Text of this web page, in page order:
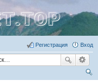
Вход
Регистрация